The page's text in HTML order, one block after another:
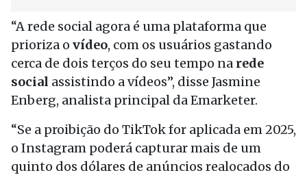
“A rede social agora é uma plataforma que
prioriza o vídeo, com os usuários gastando
cerca de dois terços do seu tempo na rede
social assistindo a vídeos”, disse Jasmine
Enberg, analista principal da Emarketer.
“Se a proibição do TikTok for aplicada em 2025,
o Instagram poderá capturar mais de um
quinto dos dólares de anúncios realocados do